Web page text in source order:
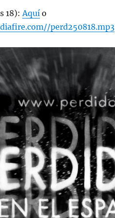
18):Aquío
perd250818.mp3